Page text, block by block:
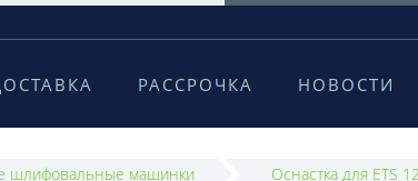
РАССРОЧКА НОВОСТИ
шлифовальные машинки Оснастка для ETS